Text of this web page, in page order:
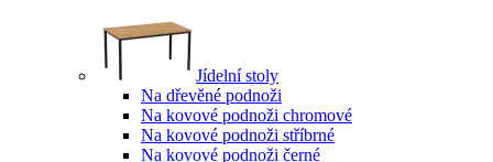
Jídelní stoly
Na dřevěné podnoži
Na kovové podnoži chromové
Na kovové podnoži stříbrné
Na kovové podnoži černé